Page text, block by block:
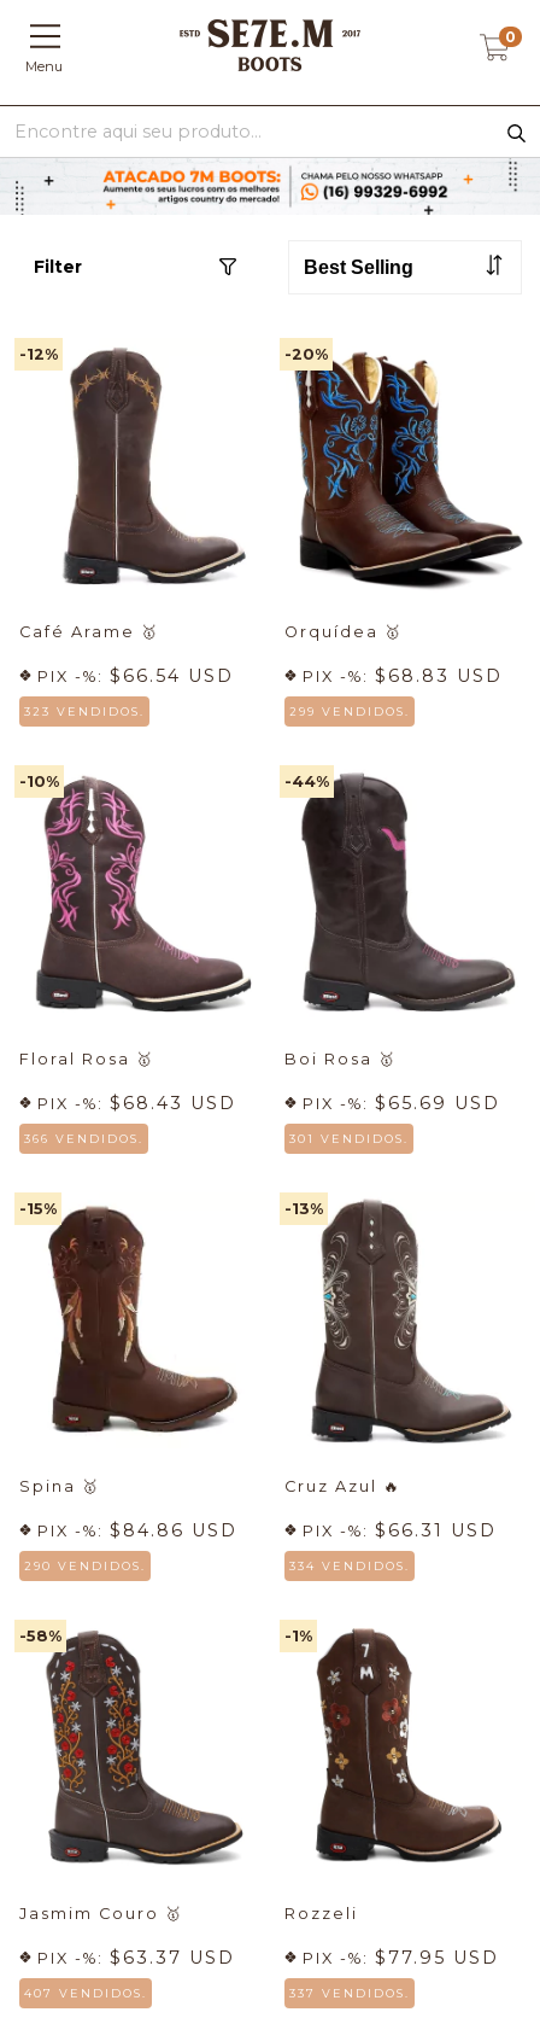
Menu
0
Filter
-12%
Café Arame 🥇
PIX -%: $66.54 USD
323 VENDIDOS.
-20%
Orquídea 🥇
PIX -%: $68.83 USD
299 VENDIDOS.
-10%
Floral Rosa 🥇
PIX -%: $68.43 USD
366 VENDIDOS.
-44%
Boi Rosa 🥇
PIX -%: $65.69 USD
301 VENDIDOS.
-15%
Spina 🥇
PIX -%: $84.86 USD
290 VENDIDOS.
-13%
Cruz Azul 🔥
PIX -%: $66.31 USD
334 VENDIDOS.
-58%
Jasmim Couro 🥇
PIX -%: $63.37 USD
407 VENDIDOS.
-1%
Rozzeli
PIX -%: $77.95 USD
337 VENDIDOS.